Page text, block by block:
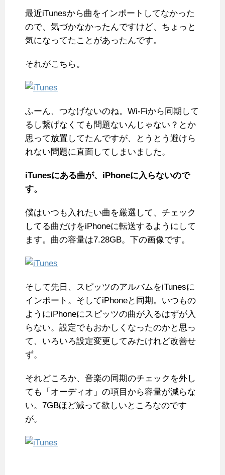
最近iTunesから曲をインポートしてなかった
ので、気づかなかったんですけど、ちょっと
気になってたことがあったんです。
それがこちら。
ふーん、つなげないのね。Wi-Fiから同期して
るし繋げなくても問題ないんじゃない？とか
思って放置してたんですが、とうとう避けら
れない問題に直面してしまいました。
iTunesにある曲が、iPhoneに入らないので
す。
僕はいつも入れたい曲を厳選して、チェック
してる曲だけをiPhoneに転送するようにして
ます。曲の容量は7.28GB。下の画像です。
そして先日、スピッツのアルバムをiTunesに
インポート。そしてiPhoneと同期。いつもの
ようにiPhoneにスピッツの曲が入るはずが入
らない。設定でもおかしくなったのかと思っ
て、いろいろ設定変更してみたけれど改善せ
ず。
それどころか、音楽の同期のチェックを外し
ても「オーディオ」の項目から容量が減らな
い。7GBほど減って欲しいところなのです
が。